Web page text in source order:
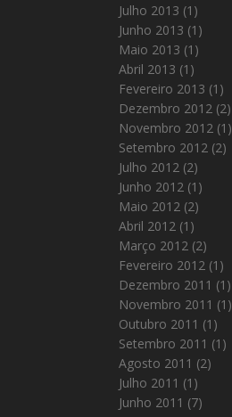
Julho 2013 (1)
Junho 2013 (1)
Maio 2013 (1)
Abril 2013 (1)
Fevereiro 2013 (1)
Dezembro 2012 (2)
Novembro 2012 (1)
Setembro 2012 (2)
Julho 2012 (2)
Junho 2012 (1)
Maio 2012 (2)
Abril 2012 (1)
Março 2012 (2)
Fevereiro 2012 (1)
Dezembro 2011 (1)
Novembro 2011 (1)
Outubro 2011 (1)
Setembro 2011 (1)
Agosto 2011 (2)
Julho 2011 (1)
Junho 2011 (7)